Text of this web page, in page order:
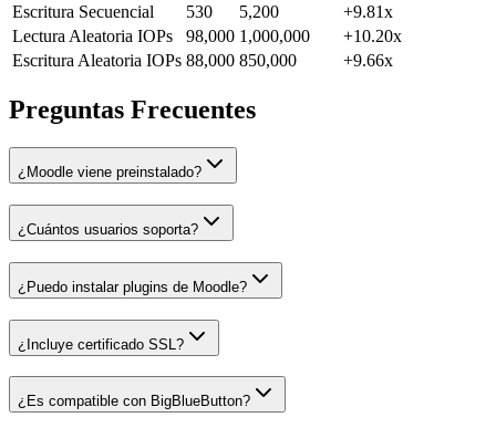
Escritura Secuencial
530 5,200
+9.81x
Lectura Aleatoria IOPs
98,000 1,000,000
+10.20x
Escritura Aleatoria IOPs 88,000 850,000 +9.66x
Preguntas Frecuentes
¿Moodle viene preinstalado?
¿Cuántos usuarios soporta?
¿Puedo instalar plugins de Moodle?
¿Incluye certificado SSL?
¿Es compatible con BigBlueButton?